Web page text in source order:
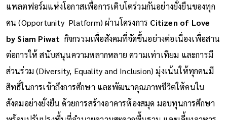
แพลตฟอร์มแห่งโอกาสเพื่อการเติบโตร่วมกันอย่างยั่งยืนของทุก
คน (Opportunity Platform) ผ่านโครงการ Citizen of Love
by Siam Piwat กิจกรรมเพื่อสังคมที่จัดขึ้นอย่างต่อเนื่องเพื่อสาน
ต่อการให้ สนับสนุนความหลากหลาย ความเท่าเทียม และการมี
ส่วนร่วม (Diversity, Equality and Inclusion) มุ่งเน้นให้ทุกคนมี
สิทธิ์ในการเข้าถึงการศึกษา และพัฒนาคุณภาพชีวิตให้คนใน
สังคมอย่างยั่งยืน ด้วยการสร้างอาคารห้องสมุด มอบทุนการศึกษา